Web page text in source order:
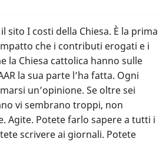
sito I costi della Chiesa. È la prima
che i contributi erogati e i
la Chiesa cattolica hanno sulle
la sua parte l’ha fatta. Ogni
un’opinione. Se oltre sei
vi sembrano troppi, non
Agite. Potete farlo sapere a tutti i
scrivere ai giornali. Potete